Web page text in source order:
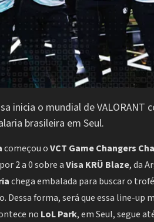
inicia o mundial de
brasileira em Seul.
começou oVCT Game Changers
2 a 0 sobre aVisa KRÜ Blaze, da
chega embalada para buscar o
Dessa forma, será que essa line-
no LoL Park, em Seul, segue